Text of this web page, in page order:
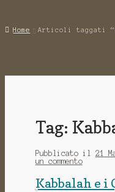
Home Articoli taggati
Tag:
Pubblicato il 21
un commento
Kabbalah e i